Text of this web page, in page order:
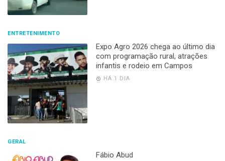
ENTRETENIMENTO
Expo Agro 2026 chega ao último dia
com programação rural, atrações
infantis e rodeio em Campos
HÁ 1 DIA
GERAL
Fábio Abud